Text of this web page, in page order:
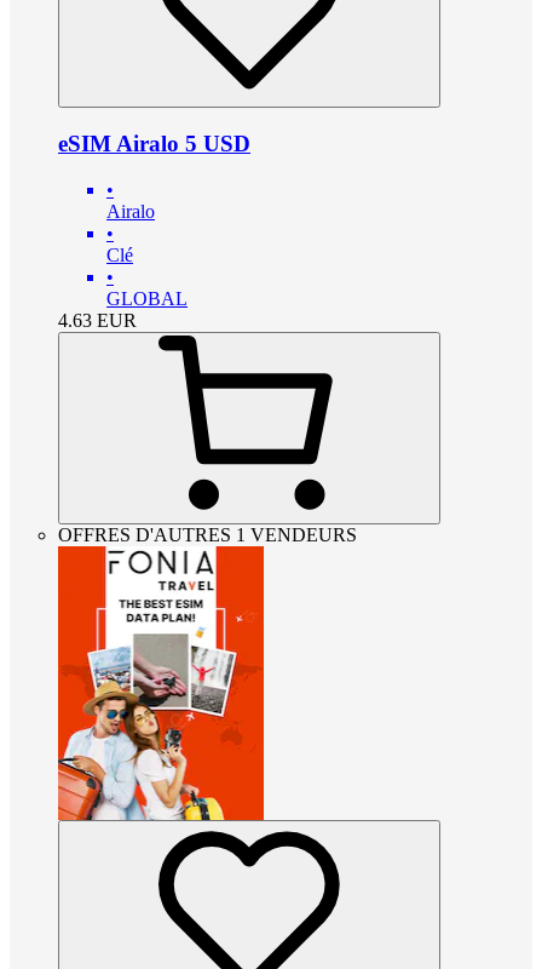
eSIM Airalo 5 USD
•
Airalo
•
Clé
•
GLOBAL
4.63 EUR
OFFRES D'AUTRES 1 VENDEURS